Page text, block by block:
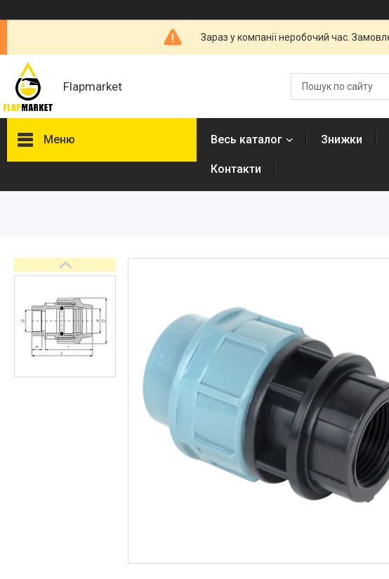
Зараз у компанії неробочий час.
Flapmarket
Меню
Душові трапи, дренажні
Аксесуари для ванної
кімнати
Запчастини та комплектуючі
Гнучкі шланги (підведення)
Весь каталог Знижки
Контакти